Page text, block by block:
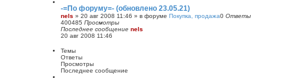
н
ы
й
п
о
-=По форуму=- (обновлено 23.05.21)
nels » 20 авг 2008 11:46 » в форуме Покупка, продажа0 Ответы
400485 Просмотры
Последнее сообщение nels
20 авг 2008 11:46
Темы
Ответы
Просмотры
Последнее сообщение